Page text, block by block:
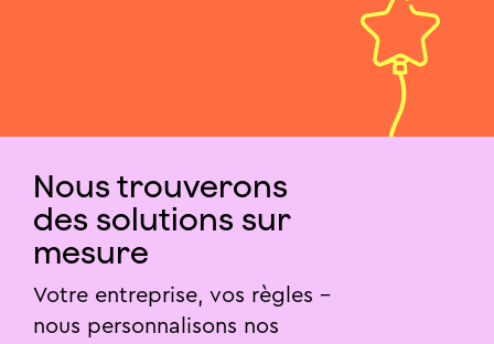
Nous trouverons
des solutions sur
mesure
Votre entreprise, vos règles –
nous personnalisons nos